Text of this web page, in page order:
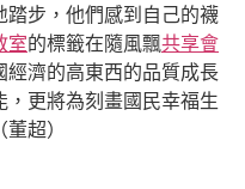
踏步，他們感到自己的襪
室的標籤在隨風飄共享會
經濟的高東西的品質成長
更將為刻畫國民幸福生
（董超）